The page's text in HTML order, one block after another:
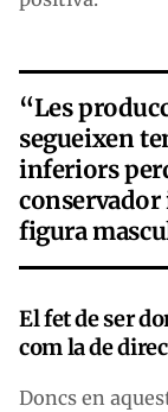
“Les
segueixen
inferiors
conservador
figura
El fet de ser
com la de
Doncs en